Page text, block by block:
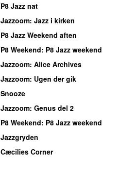
P8 Jazz nat
Jazzoom: Jazz i kirken
P8 Jazz Weekend aften
P8 Weekend: P8 Jazz weekend
Jazzoom: Alice Archives
Jazzoom: Ugen der gik
Snooze
Jazzoom: Genus del 2
P8 Weekend: P8 Jazz weekend
Jazzgryden
Cæcilies Corner